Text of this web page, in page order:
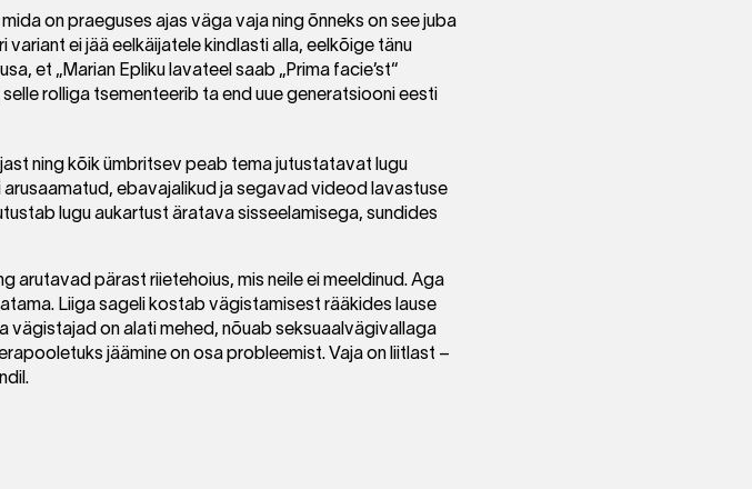
on praeguses ajas väga vaja ning õnneks on see juba
ei jää eelkäijatele kindlasti alla, eelkõige tänu
et „Marian Epliku lavateel saab „Prima facie’st“
rolliga tsementeerib ta end uue generatsiooni eesti
ning kõik ümbritsev peab tema jutustatavat lugu
ebavajalikud ja segavad videod lavastuse
lugu aukartust äratava sisseelamisega, sundides
arutavad pärast riietehoius, mis neile ei meeldinud. Aga
Liiga sageli kostab vägistamisest rääkides lause
vägistajad on alati mehed, nõuab seksuaalvägivallaga
jäämine on osa probleemist. Vaja on liitlast –